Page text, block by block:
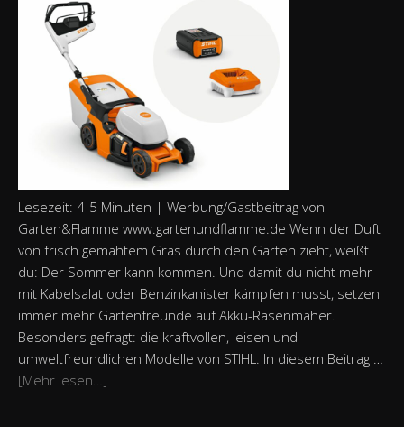
Lesezeit: 4-5 Minuten | Werbung/Gastbeitrag von
Garten&Flamme www.gartenundflamme.de Wenn der Duft
von frisch gemähtem Gras durch den Garten zieht, weißt
du: Der Sommer kann kommen. Und damit du nicht mehr
mit Kabelsalat oder Benzinkanister kämpfen musst, setzen
immer mehr Gartenfreunde auf Akku-Rasenmäher.
Besonders gefragt: die kraftvollen, leisen und
umweltfreundlichen Modelle von STIHL. In diesem Beitrag …
[Mehr lesen…]